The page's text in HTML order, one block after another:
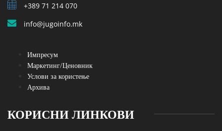
+389 71 214 070
info@jugoinfo.mk
Импресум
Маркетинг/Ценовник
Услови за користење
Архива
КОРИСНИ ЛИНКОВИ